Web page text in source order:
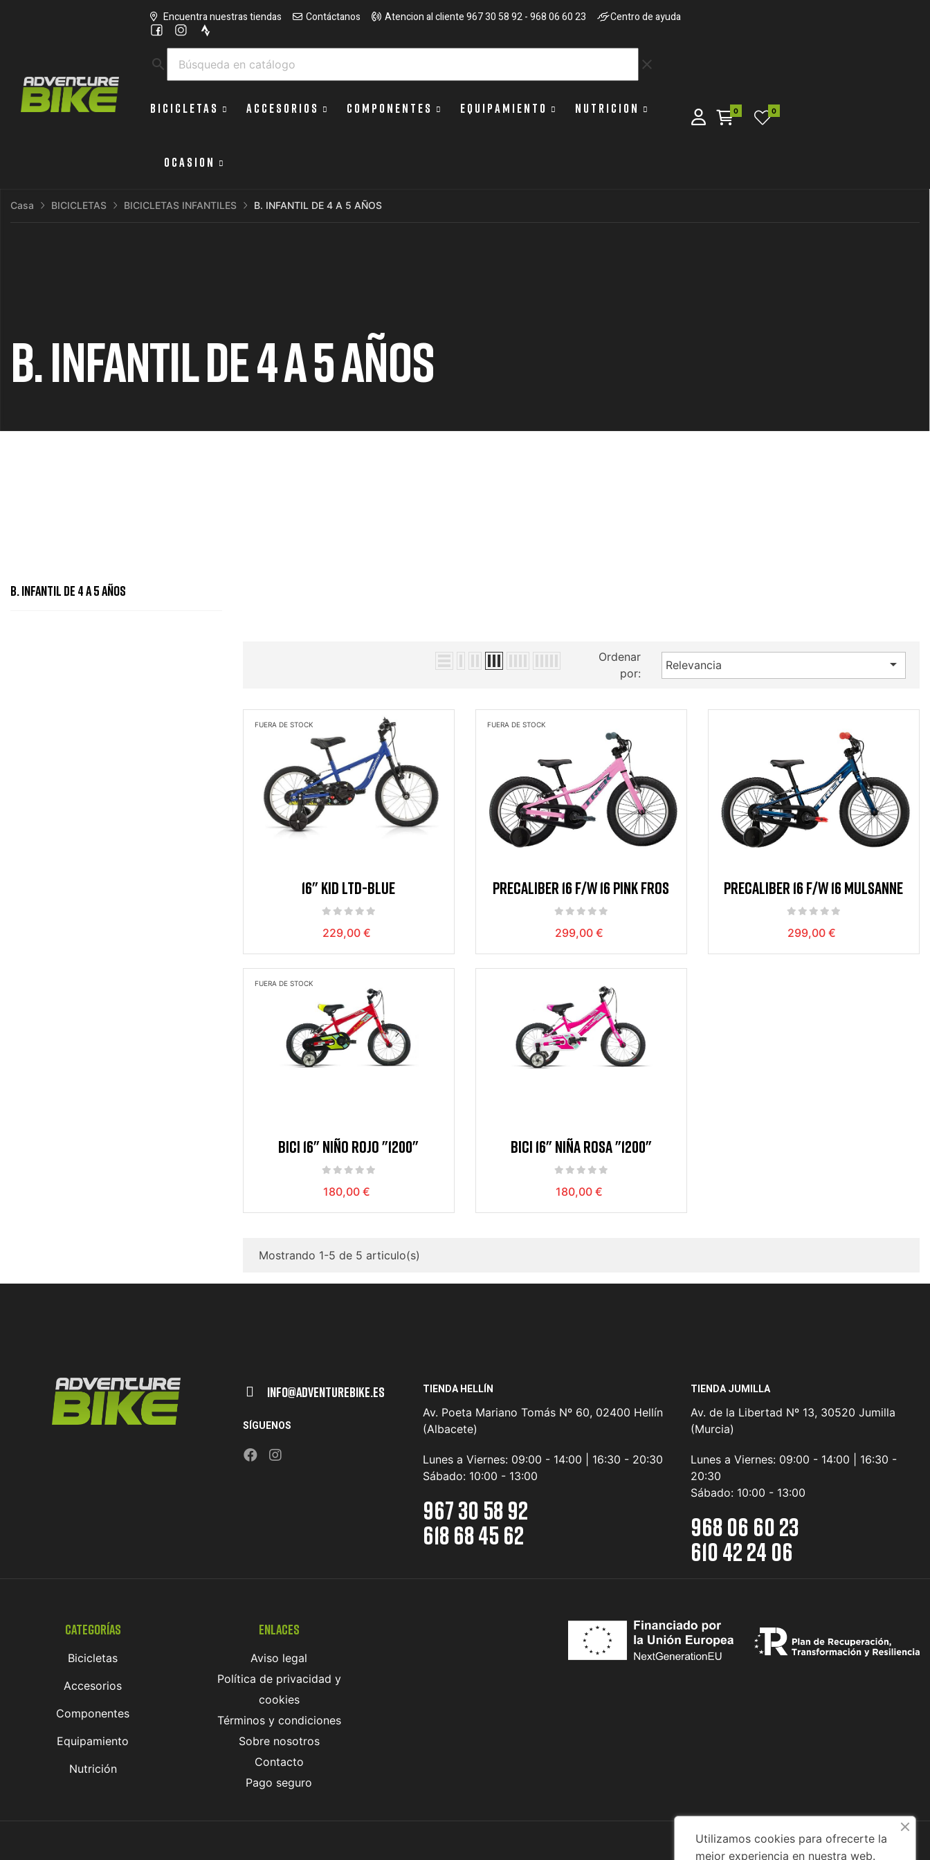
Encuentra nuestras tiendas Contáctanos Atencion al cliente 967 30 58 92 - 968 06 60 23 Centro de ayuda
search clear
BICICLETAS ACCESORIOS COMPONENTES EQUIPAMIENTO NUTRICION
OCASION
0 0
Casa BICICLETAS BICICLETAS INFANTILES B. INFANTIL DE 4 A 5 AÑOS
B. INFANTIL DE 4 A 5 AÑOS
B. INFANTIL DE 4 A 5 AÑOS
Ordenar
por:
Relevancia 
FUERA DE STOCK
16" KID LTD-BLUE
229,00 €
FUERA DE STOCK
PRECALIBER 16 F/W 16 PINK FROS
299,00 €
PRECALIBER 16 F/W 16 MULSANNE
299,00 €
FUERA DE STOCK
BICI 16" NIÑO ROJO "1200"
180,00 €
BICI 16" NIÑA ROSA "1200"
180,00 €
Mostrando 1-5 de 5 articulo(s)
Info@adventurebike.es
SÍGUENOS
TIENDA HELLÍN
Av. Poeta Mariano Tomás Nº 60, 02400 Hellín
(Albacete)
Lunes a Viernes: 09:00 - 14:00 | 16:30 - 20:30
Sábado: 10:00 - 13:00
967 30 58 92
618 68 45 62
TIENDA JUMILLA
Av. de la Libertad Nº 13, 30520 Jumilla
(Murcia)
Lunes a Viernes: 09:00 - 14:00 | 16:30 -
20:30
Sábado: 10:00 - 13:00
968 06 60 23
610 42 24 06
Categorías
Bicicletas
Accesorios
Componentes
Equipamiento
Nutrición
Enlaces
Aviso legal
Política de privacidad y
cookies
Términos y condiciones
Sobre nosotros
Contacto
Pago seguro
Utilizamos cookies para ofrecerte la
mejor experiencia en nuestra web.